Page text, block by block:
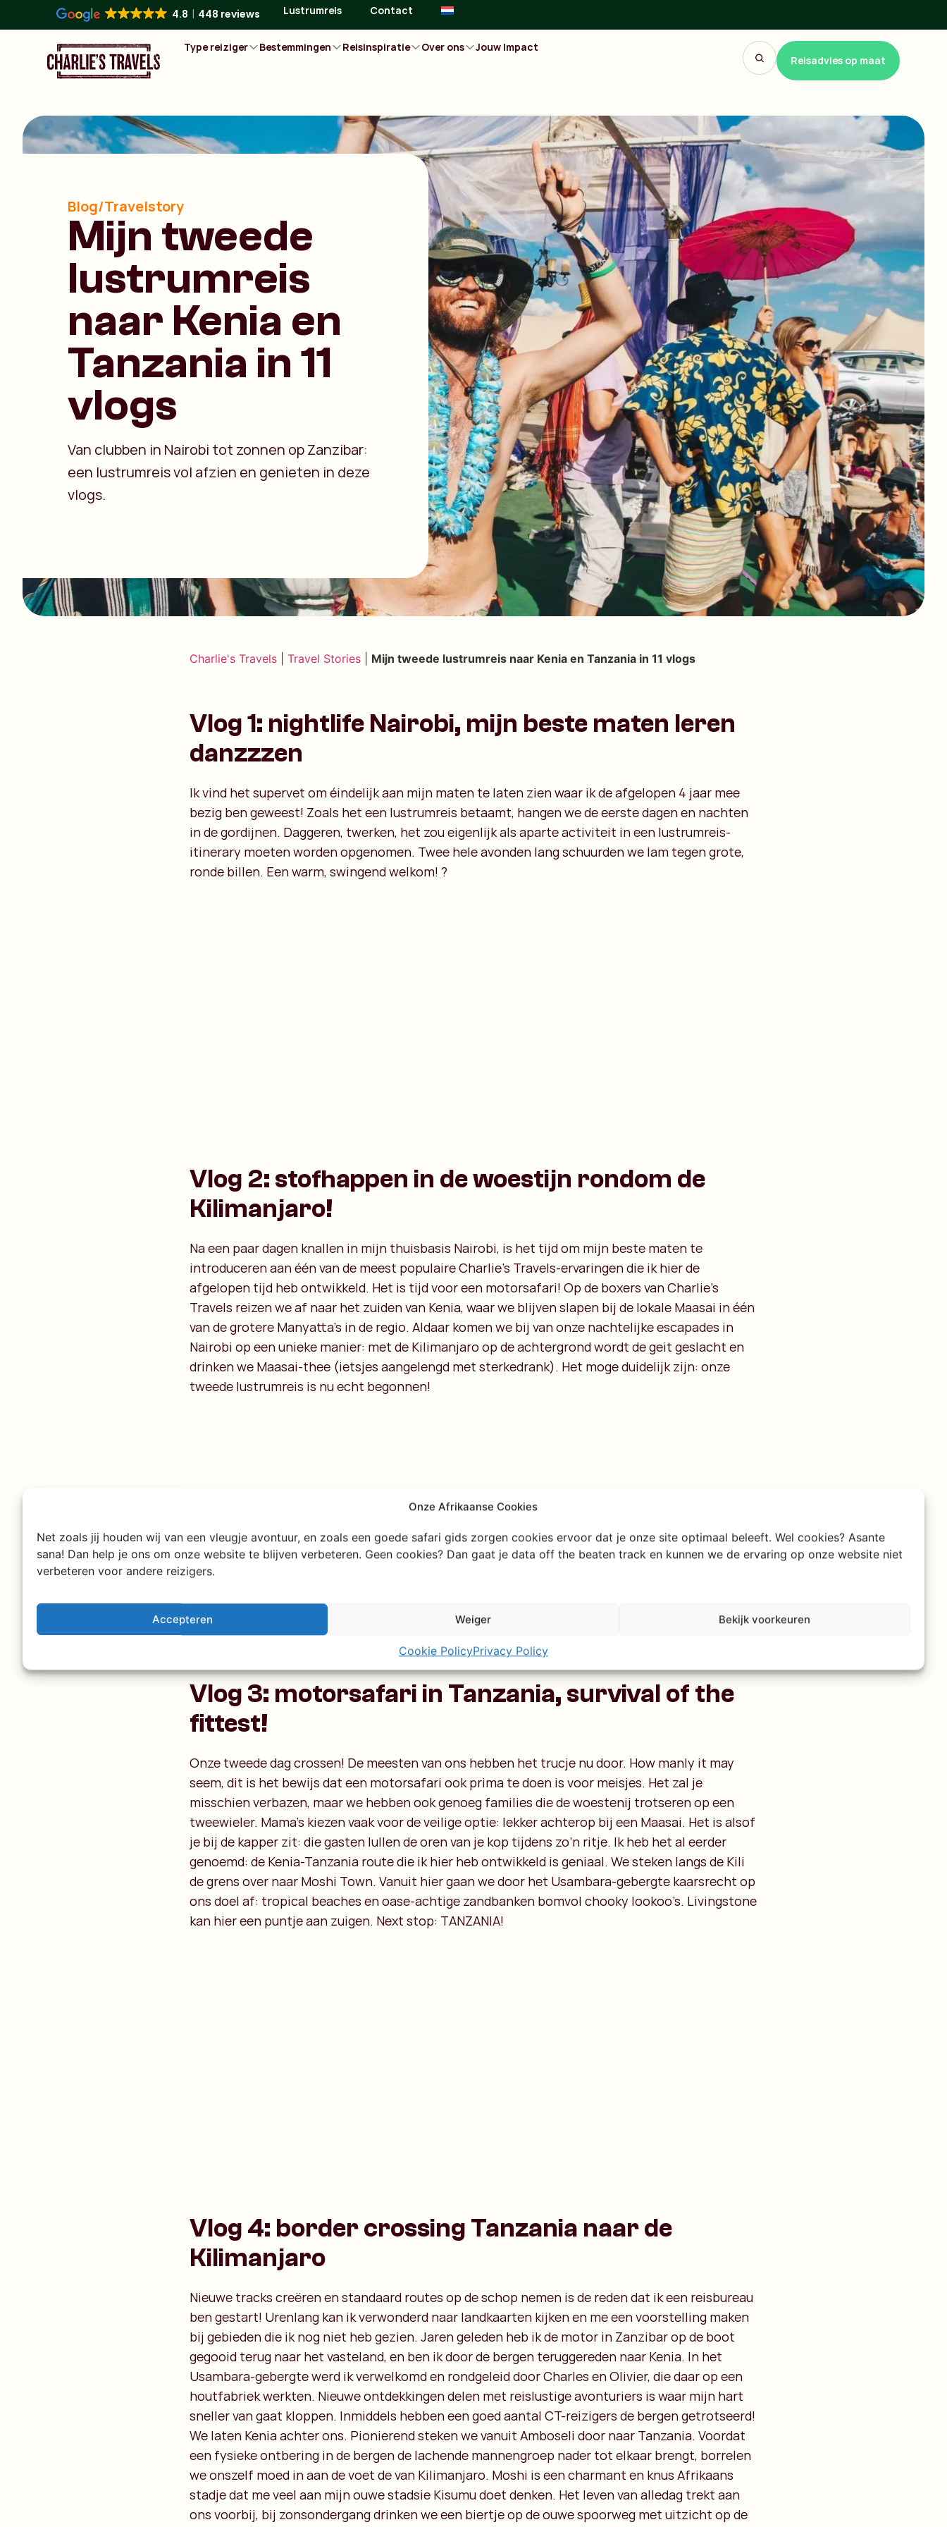
Onze Afrikaanse Cookies
Net zoals jij houden wij van een vleugje avontuur, en zoals een goede safari gids zorgen cookies ervoor dat je onze site optimaal beleeft. Wel cookies? Asante
sana! Dan help je ons om onze website te blijven verbeteren. Geen cookies? Dan gaat je data off the beaten track en kunnen we de ervaring op onze website niet
verbeteren voor andere reizigers.
Accepteren Weiger Bekijk voorkeuren
Cookie PolicyPrivacy Policy
4.8 448 reviews Lustrumreis Contact
Type reiziger Bestemmingen Reisinspiratie Over ons
Jouw Impact
Reisadvies op maat
Blog/Travelstory
Mijn tweede
lustrumreis
naar Kenia en
Tanzania in 11
vlogs
Van clubben in Nairobi tot zonnen op Zanzibar:
een lustrumreis vol afzien en genieten in deze
vlogs.
Charlie's Travels| Travel Stories| Mijn tweede lustrumreis naar Kenia en Tanzania in 11 vlogs
Vlog 1: nightlife Nairobi, mijn beste maten leren
danzzzen
Ik vind het supervet om éindelijk aan mijn maten te laten zien waar ik de afgelopen 4 jaar mee
bezig ben geweest! Zoals het een lustrumreis betaamt, hangen we de eerste dagen en nachten
in de gordijnen. Daggeren, twerken, het zou eigenlijk als aparte activiteit in een lustrumreis-
itinerary moeten worden opgenomen. Twee hele avonden lang schuurden we lam tegen grote,
ronde billen. Een warm, swingend welkom! ?
Vlog 2: stofhappen in de woestijn rondom de
Kilimanjaro!
Na een paar dagen knallen in mijn thuisbasis Nairobi, is het tijd om mijn beste maten te
introduceren aan één van de meest populaire Charlie’s Travels-ervaringen die ik hier de
afgelopen tijd heb ontwikkeld. Het is tijd voor een motorsafari! Op de boxers van Charlie’s
Travels reizen we af naar het zuiden van Kenia, waar we blijven slapen bij de lokale Maasai in één
van de grotere Manyatta’s in de regio. Aldaar komen we bij van onze nachtelijke escapades in
Nairobi op een unieke manier: met de Kilimanjaro op de achtergrond wordt de geit geslacht en
drinken we Maasai-thee (ietsjes aangelengd met sterkedrank). Het moge duidelijk zijn: onze
tweede lustrumreis is nu echt begonnen!
Vlog 3: motorsafari in Tanzania, survival of the
fittest!
Onze tweede dag crossen! De meesten van ons hebben het trucje nu door. How manly it may
seem, dit is het bewijs dat een motorsafari ook prima te doen is voor meisjes. Het zal je
misschien verbazen, maar we hebben ook genoeg families die de woestenij trotseren op een
tweewieler. Mama’s kiezen vaak voor de veilige optie: lekker achterop bij een Maasai. Het is alsof
je bij de kapper zit: die gasten lullen de oren van je kop tijdens zo’n ritje. Ik heb het al eerder
genoemd: de Kenia-Tanzania route die ik hier heb ontwikkeld is geniaal. We steken langs de Kili
de grens over naar Moshi Town. Vanuit hier gaan we door het Usambara-gebergte kaarsrecht op
ons doel af: tropical beaches en oase-achtige zandbanken bomvol chooky lookoo’s. Livingstone
kan hier een puntje aan zuigen. Next stop: TANZANIA!
Vlog 4: border crossing Tanzania naar de
Kilimanjaro
Nieuwe tracks creëren en standaard routes op de schop nemen is de reden dat ik een reisbureau
ben gestart! Urenlang kan ik verwonderd naar landkaarten kijken en me een voorstelling maken
bij gebieden die ik nog niet heb gezien. Jaren geleden heb ik de motor in Zanzibar op de boot
gegooid terug naar het vasteland, en ben ik door de bergen teruggereden naar Kenia. In het
Usambara-gebergte werd ik verwelkomd en rondgeleid door Charles en Olivier, die daar op een
houtfabriek werkten. Nieuwe ontdekkingen delen met reislustige avonturiers is waar mijn hart
sneller van gaat kloppen. Inmiddels hebben een goed aantal CT-reizigers de bergen getrotseerd!
We laten Kenia achter ons. Pionierend steken we vanuit Amboseli door naar Tanzania. Voordat
een fysieke ontbering in de bergen de lachende mannengroep nader tot elkaar brengt, borrelen
we onszelf moed in aan de voet de van Kilimanjaro. Moshi is een charmant en knus Afrikaans
stadje dat me veel aan mijn ouwe stadsie Kisumu doet denken. Het leven van alledag trekt aan
ons voorbij, bij zonsondergang drinken we een biertje op de ouwe spoorweg met uitzicht op de